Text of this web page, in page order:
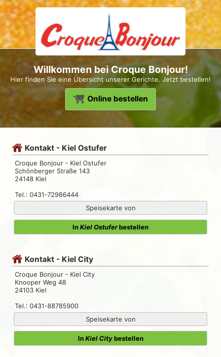
Willkommen bei Croque Bonjour!
Hier finden Sie eine Übersicht unserer Gerichte. Jetzt bestellen!
Online bestellen
Kontakt - Kiel Ostufer
Croque Bonjour - Kiel Ostufer
Schönberger Straße 143
24148 Kiel
Tel.: 0431-72986444
Speisekarte von
InKiel Ostuferbestellen
Kontakt - Kiel City
Croque Bonjour - Kiel City
Knooper Weg 48
24103 Kiel
Tel.: 0431-88785900
Speisekarte von
InKiel Citybestellen